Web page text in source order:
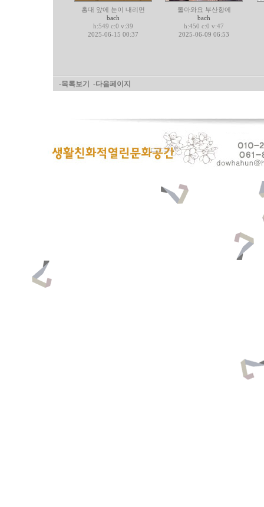
홍대 앞에 눈이 내리면
bach
h:549 c:0 v:39
2025-06-15 00:37
돌아와요 부산항에
bach
h:450 c:0 v:47
2025-06-09 06:53
-목록보기 -다음페이지